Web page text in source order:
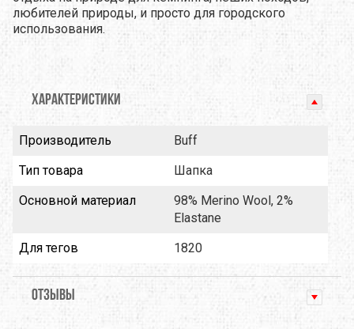
любителей природы, и просто для городского
использования.
ХАРАКТЕРИСТИКИ
Производитель
Buff
Тип товара
Шапка
Основной материал
98% Merino Wool, 2%
Elastane
Для тегов
1820
ОТЗЫВЫ